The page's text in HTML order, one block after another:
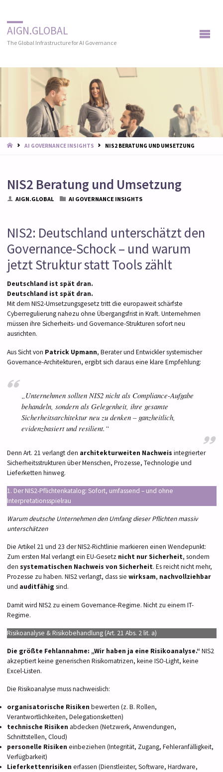
AIGN.GLOBAL
The Global Infrastructure for AI Governance
STARTAI GOVERNANCE INSIGHTS NIS2 BERATUNG UND UMSETZUNG
NIS2 Beratung und Umsetzung
AIGN.GLOBAL AI GOVERNANCE INSIGHTS
NIS2: Deutschland unterschätzt den
Governance-Schock – und warum
jetzt Struktur statt Tools zählt
Deutschland ist spät dran.
Deutschland ist spät dran.
Mit dem NIS2-Umsetzungsgesetz tritt die europaweit schärfste
Cyberregulierung nahezu ohne Übergangsfrist in Kraft. Unternehmen
müssen ihre Sicherheits- und Governance-Strukturen sofort neu
ausrichten.
Aus Sicht von Patrick Upmann, Berater und Entwickler systemischer
Governance-Architekturen, ergibt sich daraus eine klare Empfehlung:
„Unternehmen sollten NIS2 nicht als Compliance-Aufgabe
behandeln, sondern als Gelegenheit, ihre gesamte
Sicherheitsarchitektur neu zu denken – ganzheitlich,
evidenzbasiert und resilient.“
Denn Art. 21 verlangt den architekturweiten Nachweis integrierter
Sicherheitsstrukturen über Menschen, Prozesse, Technologie und
Lieferketten hinweg.
1. Der NIS2-Pflichtenkatalog: Sofort, umfassend – und ohne
Interpretationsspielrau
Warum deutsche Unternehmen den Umfang dieser Pflichten massiv
unterschätzen
Die Artikel 21 und 23 der NIS2-Richtlinie markieren einen Wendepunkt:
Zum ersten Mal verlangt ein EU-Gesetz nicht nur Sicherheit, sondern
den systematischen Nachweis von Sicherheit. Es reicht nicht mehr,
Prozesse zu haben. NIS2 verlangt, dass sie wirksam, nachvollziehbar
und auditfähig sind.
Damit wird NIS2 zu einem Governance-Regime. Nicht zu einem IT-
Regime.
Risikoanalyse & Risikobehandlung (Art. 21 Abs. 2 lit. a)
Die größte Fehlannahme: „Wir haben ja eine Risikoanalyse.“ NIS2
akzeptiert keine generischen Risikomatrizen, keine ISO-Light, keine
Excel-Listen.
Die Risikoanalyse muss nachweislich:
organisatorische Risiken bewerten (z. B. Rollen,
Verantwortlichkeiten, Delegationsketten)
technische Risiken abdecken (Netzwerk, Anwendungen,
Schnittstellen, Cloud)
personelle Risiken einbeziehen (Integrität, Zugang, Fehleranfälligkeit,
Verfügbarkeit)
Lieferkettenrisiken erfassen (Dienstleister, Software, Hardware,